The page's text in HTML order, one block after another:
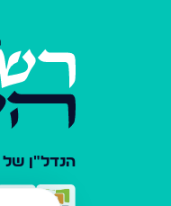
הנדל"ן